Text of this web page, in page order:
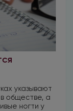
указывают
обществе, а
ногти у